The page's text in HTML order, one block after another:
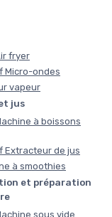
fryer
Micro-ondes
vapeur
jus
à boissons
Extracteur de jus
à smoothies
et préparation
sous vide